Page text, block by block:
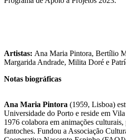
Artistas: Ana Maria Pintora, Bertílio
Margarida Andrade, Milita Doré e
Notas biográficas
Ana Maria Pintora (1959, Lisboa)
Universidade do Porto e reside em
1976 colabora em animações
fantoches. Fundou a Associação